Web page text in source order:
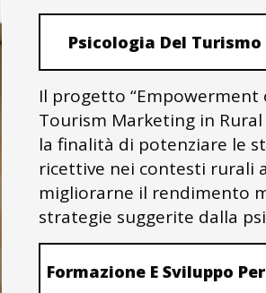
Psicologia Del Turismo
Il progetto “Empowerment
Tourism Marketing in Rural
la finalità di potenziare le
ricettive nei contesti rurali
migliorarne il rendimento
strategie suggerite dalla
Formazione E Sviluppo